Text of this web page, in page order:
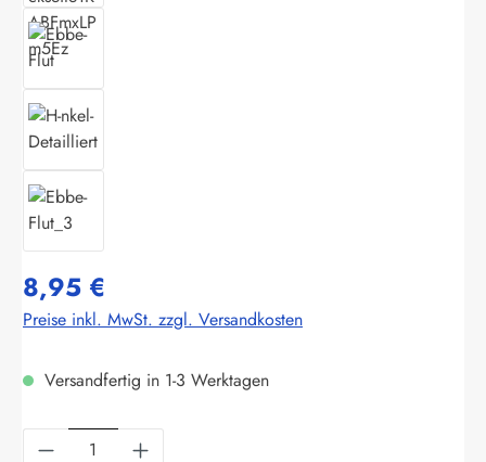
8,95 €
Preise inkl. MwSt. zzgl. Versandkosten
Versandfertig in 1-3 Werktagen
Produkt Anzahl: Gib den gewünschten